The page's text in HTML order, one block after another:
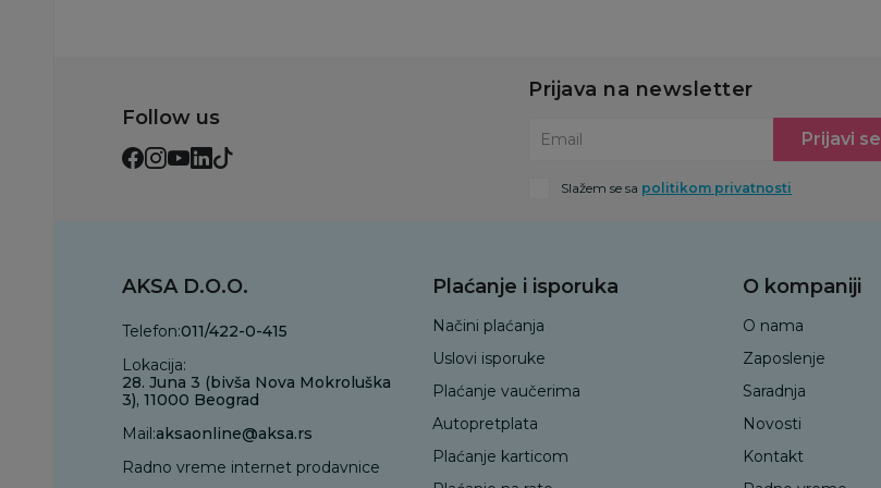
Follow us
Prijava na newsletter
Email Prijavi se
Slažem se sa politikom privatnosti
AKSA D.O.O.
Telefon:011/422-0-415
Lokacija:
28. Juna 3 (bivša Nova Mokroluška
3), 11000 Beograd
Mail:aksaonline@aksa.rs
Radno vreme internet prodavnice
Plaćanje i isporuka
Načini plaćanja
Uslovi isporuke
Plaćanje vaučerima
Autopretplata
Plaćanje karticom
O kompaniji
O nama
Zaposlenje
Saradnja
Novosti
Kontakt